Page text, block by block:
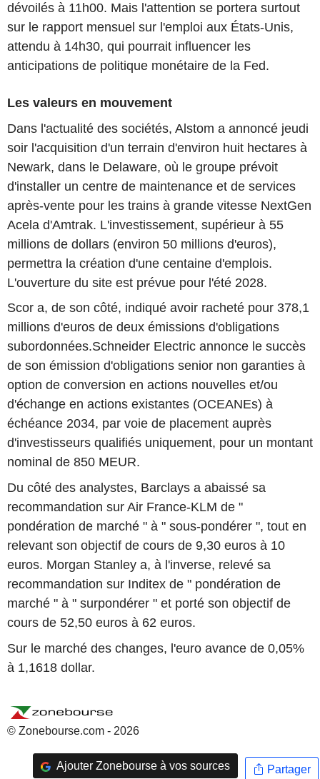
dévoilés à 11h00. Mais l'attention se portera surtout
sur le rapport mensuel sur l'emploi aux États-Unis,
attendu à 14h30, qui pourrait influencer les
anticipations de politique monétaire de la Fed.
Les valeurs en mouvement
Dans l'actualité des sociétés, Alstom a annoncé jeudi
soir l'acquisition d'un terrain d'environ huit hectares à
Newark, dans le Delaware, où le groupe prévoit
d'installer un centre de maintenance et de services
après-vente pour les trains à grande vitesse NextGen
Acela d'Amtrak. L'investissement, supérieur à 55
millions de dollars (environ 50 millions d'euros),
permettra la création d'une centaine d'emplois.
L'ouverture du site est prévue pour l'été 2028.
Scor a, de son côté, indiqué avoir racheté pour 378,1
millions d'euros de deux émissions d'obligations
subordonnées.Schneider Electric annonce le succès
de son émission d'obligations senior non garanties à
option de conversion en actions nouvelles et/ou
d'échange en actions existantes (OCEANEs) à
échéance 2034, par voie de placement auprès
d'investisseurs qualifiés uniquement, pour un montant
nominal de 850 MEUR.
Du côté des analystes, Barclays a abaissé sa
recommandation sur Air France-KLM de "
pondération de marché " à " sous-pondérer ", tout en
relevant son objectif de cours de 9,30 euros à 10
euros. Morgan Stanley a, à l'inverse, relevé sa
recommandation sur Inditex de " pondération de
marché " à " surpondérer " et porté son objectif de
cours de 52,50 euros à 62 euros.
Sur le marché des changes, l'euro avance de 0,05%
à 1,1618 dollar.
© Zonebourse.com - 2026
Ajouter Zonebourse à vos sources Partager